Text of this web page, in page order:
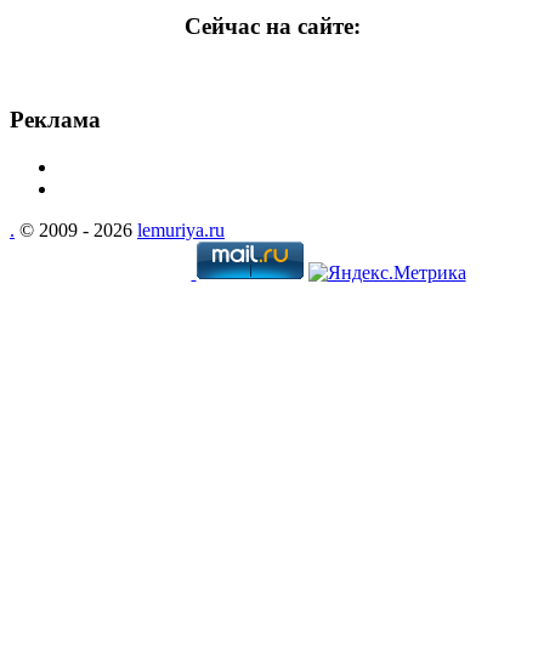
Сейчас на сайте:
Реклама
. © 2009 - 2026 lemuriya.ru